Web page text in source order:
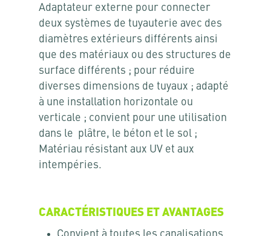
Adaptateur externe pour connecter
deux systèmes de tuyauterie avec des
diamètres extérieurs différents ainsi
que des matériaux ou des structures de
surface différents ; pour réduire
diverses dimensions de tuyaux ; adapté
à une installation horizontale ou
verticale ; convient pour une utilisation
dans le plâtre, le béton et le sol ;
Matériau résistant aux UV et aux
intempéries.
CARACTÉRISTIQUES ET AVANTAGES